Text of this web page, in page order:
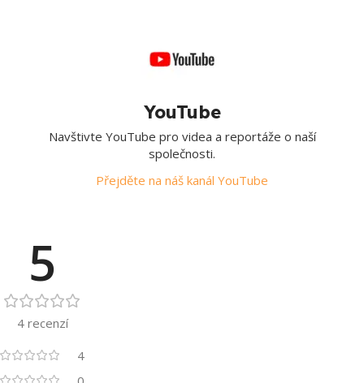
YouTube
Navštivte YouTube pro videa a reportáže o naší
společnosti.
Přejděte na náš kanál YouTube
5
4 recenzí
4